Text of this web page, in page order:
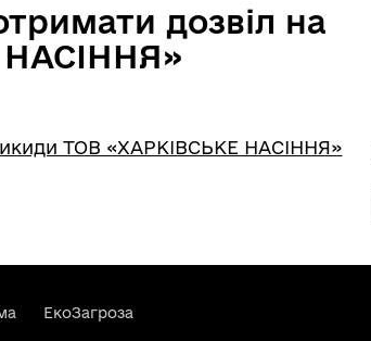
дозвіл на
ТОВ «ХАРКІВСЬКЕ НАСІННЯ»
ЕкоЗагроза